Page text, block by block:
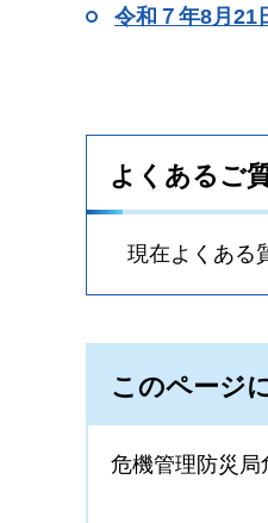
令和７年8月21
よくあるご
現在よくある
このページ
危機管理防災局